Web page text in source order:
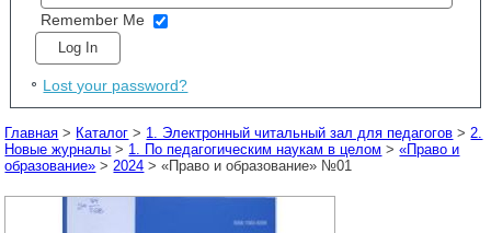
Remember Me
Lost your password?
Главная > Каталог > 1. Электронный читальный зал для педагогов > 2.
Новые журналы > 1. По педагогическим наукам в целом >«Право и
образование» > 2024 > «Право и образование» №01